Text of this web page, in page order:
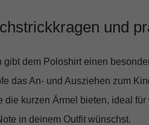
und
gibt dem Poloshirt einen
das An- und Ausziehen zum
die kurzen Ärmel
bieten, ideal
in deinem Outfit wünschst.